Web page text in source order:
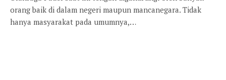
orang baik di dalam negeri maupun mancanegara. Tidak
hanya masyarakat pada umumnya,…